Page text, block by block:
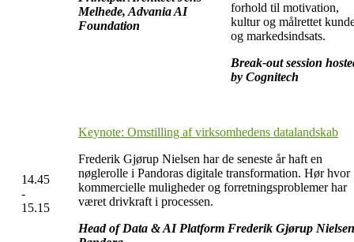
Melhede, Advania AI
Foundation
forhold til motivation,
kultur og målrettet
og markedsindsats.
Break-out session
by Cognitech
14.45
-
15.15
Keynote: Omstilling af virksomhedens datalandskab
Frederik Gjørup Nielsen har de seneste år haft en
nøglerolle i Pandoras digitale transformation. Hør hvor
kommercielle muligheder og forretningsproblemer har
været drivkraft i processen.
Head of Data & AI Platform Frederik Gjørup